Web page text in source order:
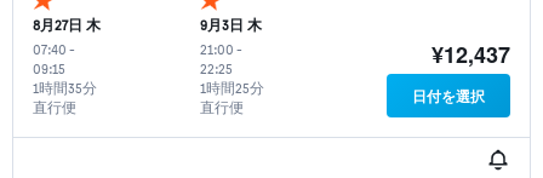
8月27日 木
07:40 -
09:15
直行便
1時間35分
9月3日 木
21:00 -
22:25
直行便
1時間25分
¥12,437
日付を選択